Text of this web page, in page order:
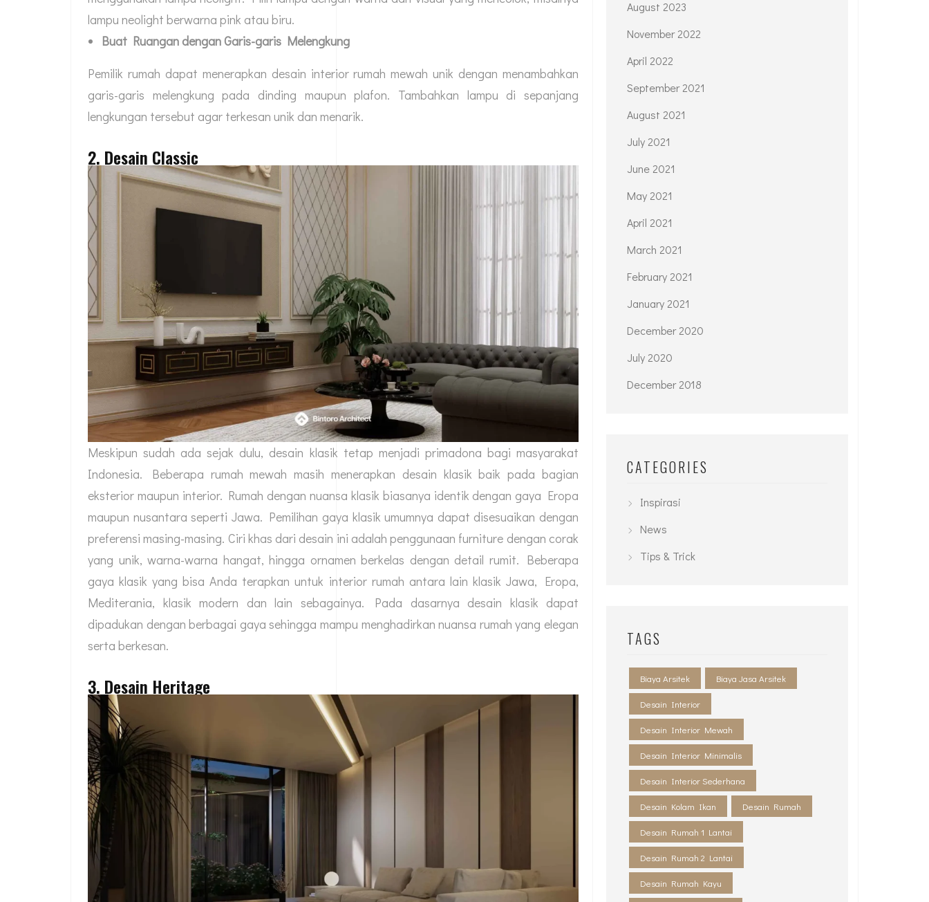
lampu neolight berwarna pink atau biru.
Buat Ruangan dengan Garis-garis Melengkung
Pemilik rumah dapat menerapkan desain interior rumah mewah unik dengan menambahkan
garis-garis melengkung pada dinding maupun plafon. Tambahkan lampu di sepanjang
lengkungan tersebut agar terkesan unik dan menarik.
2. Desain Classic
Meskipun sudah ada sejak dulu, desain klasik tetap menjadi primadona bagi masyarakat
Indonesia. Beberapa rumah mewah masih menerapkan desain klasik baik pada bagian
eksterior maupun interior. Rumah dengan nuansa klasik biasanya identik dengan gaya Eropa
maupun nusantara seperti Jawa. Pemilihan gaya klasik umumnya dapat disesuaikan dengan
preferensi masing-masing. Ciri khas dari desain ini adalah penggunaan furniture dengan corak
yang unik, warna-warna hangat, hingga ornamen berkelas dengan detail rumit. Beberapa
gaya klasik yang bisa Anda terapkan untuk interior rumah antara lain klasik Jawa, Eropa,
Mediterania, klasik modern dan lain sebagainya. Pada dasarnya desain klasik dapat
dipadukan dengan berbagai gaya sehingga mampu menghadirkan nuansa rumah yang elegan
serta berkesan.
3. Desain Heritage
August 2023
November 2022
April 2022
September 2021
August 2021
July 2021
June 2021
May 2021
April 2021
March 2021
February 2021
January 2021
December 2020
July 2020
December 2018
CATEGORIES
Inspirasi
News
Tips & Trick
TAGS
Biaya Arsitek Biaya Jasa Arsitek
Desain Interior
Desain Interior Mewah
Desain Interior Minimalis
Desain Interior Sederhana
Desain Kolam Ikan Desain Rumah
Desain Rumah 1 Lantai
Desain Rumah 2 Lantai
Desain Rumah Kayu